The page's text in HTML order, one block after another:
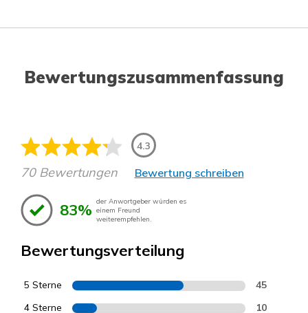
Bewertungszusammenfassung
4.3
70 Bewertungen Bewertung schreiben
83% der Anwortgeber würden es
einem Freund
weiterempfehlen.
Bewertungsverteilung
5 Sterne 45
4 Sterne 10